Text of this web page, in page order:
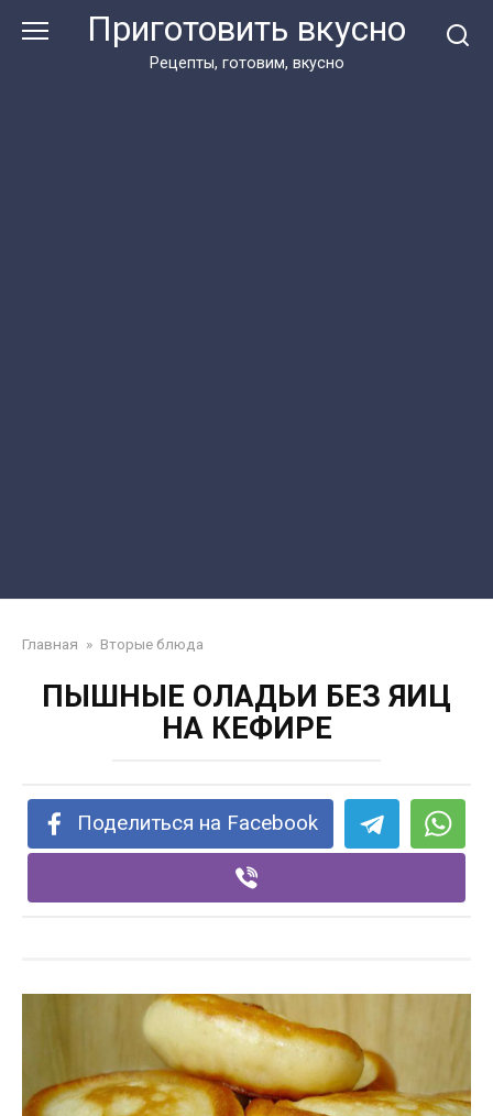
Приготовить вкусно
Рецепты, готовим, вкусно
Главная » Вторые блюда
ПЫШНЫЕ ОЛАДЬИ БЕЗ ЯИЦ
НА КЕФИРЕ
Поделиться на Facebook